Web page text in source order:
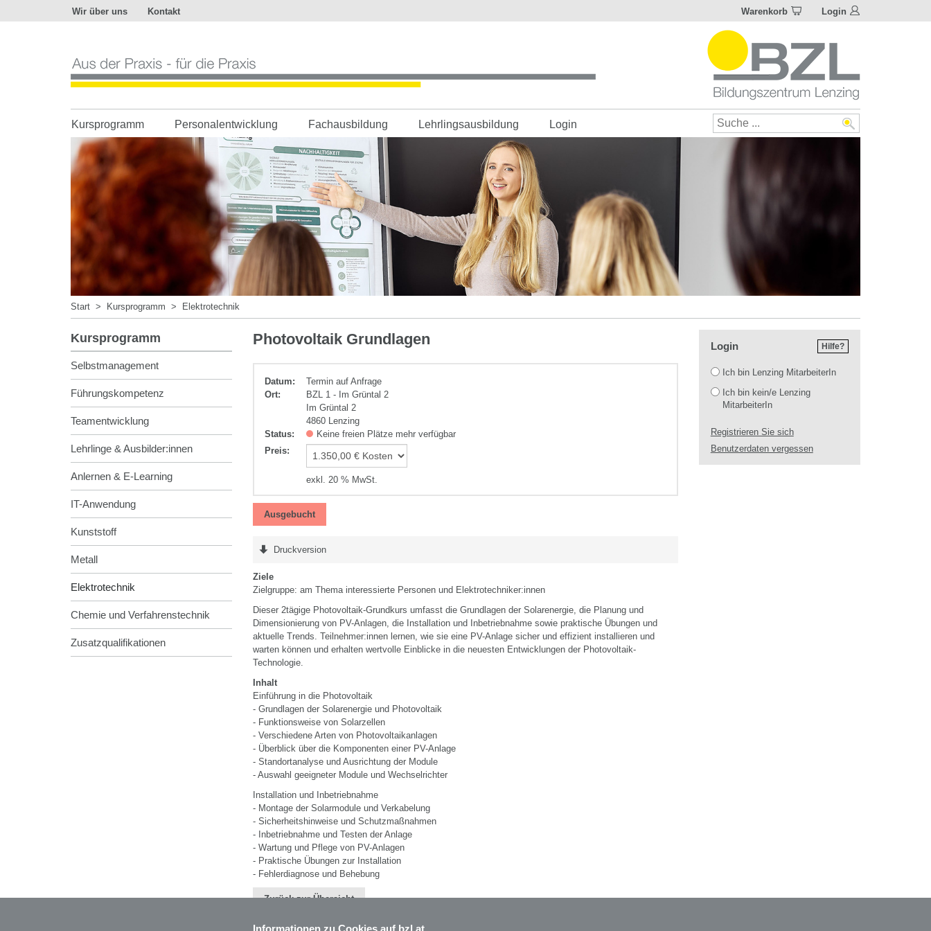
Wir über uns Kontakt Warenkorb Login
der
Praxis
-
die
Praxis
Kursprogramm Personalentwicklung Fachausbildung Lehrlingsausbildung Login
Start > Kursprogramm > Elektrotechnik
Kursprogramm
Selbstmanagement
Führungskompetenz
Teamentwicklung
Lehrlinge & Ausbilder:innen
Anlernen & E-Learning
IT-Anwendung
Kunststoff
Metall
Elektrotechnik
Chemie und Verfahrenstechnik
Zusatzqualifikationen
Elektrotechnik
Photovoltaik Grundlagen
Datum:
Termin auf Anfrage
Ort:
BZL 1 - Im Grüntal 2
Im Grüntal 2
4860 Lenzing
Status:
Keine freien Plätze mehr verfügbar
Preis:
exkl. 20 % MwSt.
Ausgebucht
Druckversion
Ziele
Zielgruppe: am Thema interessierte Personen und Elektrotechniker:innen
Dieser 2tägige Photovoltaik-Grundkurs umfasst die Grundlagen der Solarenergie, die Planung und
Dimensionierung von PV-Anlagen, die Installation und Inbetriebnahme sowie praktische Übungen und
aktuelle Trends. Teilnehmer:innen lernen, wie sie eine PV-Anlage sicher und effizient installieren und
warten können und erhalten wertvolle Einblicke in die neuesten Entwicklungen der Photovoltaik-
Technologie.
Inhalt
Einführung in die Photovoltaik
- Grundlagen der Solarenergie und Photovoltaik
- Funktionsweise von Solarzellen
- Verschiedene Arten von Photovoltaikanlagen
- Überblick über die Komponenten einer PV-Anlage
- Standortanalyse und Ausrichtung der Module
- Auswahl geeigneter Module und Wechselrichter
Installation und Inbetriebnahme
- Montage der Solarmodule und Verkabelung
- Sicherheitshinweise und Schutzmaßnahmen
- Inbetriebnahme und Testen der Anlage
- Wartung und Pflege von PV-Anlagen
- Praktische Übungen zur Installation
- Fehlerdiagnose und Behebung
Zurück zur Übersicht
Hilfe?
Login
Ich bin Lenzing MitarbeiterIn
Ich bin kein/e Lenzing
MitarbeiterIn
Registrieren Sie sich
Benutzerdaten vergessen
Informationen zu Cookies auf bzl.at